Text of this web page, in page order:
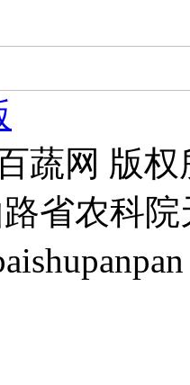
蔬网 版
省农科院